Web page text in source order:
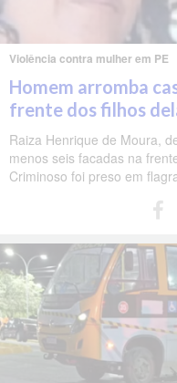
Violência contra mulher em PE
Homem arromba
frente dos filhos
Raiza Henrique de Moura,
menos seis facadas na
Criminoso foi preso em